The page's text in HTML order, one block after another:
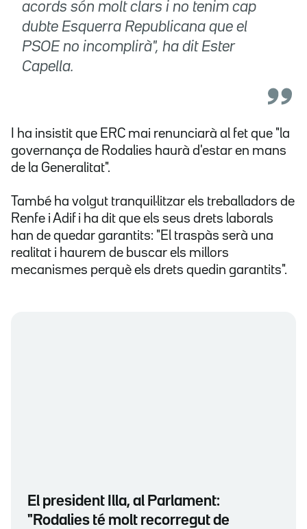
acords són molt clars i no tenim cap
dubte Esquerra Republicana que el
PSOE no incomplirà", ha dit Ester
Capella.
I ha insistit que ERC mai renunciarà al fet que "la
governança de Rodalies haurà d'estar en mans
de la Generalitat".
També ha volgut tranquil·litzar els treballadors de
Renfe i Adif i ha dit que els seus drets laborals
han de quedar garantits: "El traspàs serà una
realitat i haurem de buscar els millors
mecanismes perquè els drets quedin garantits".
El president Illa, al Parlament:
"Rodalies té molt recorregut de